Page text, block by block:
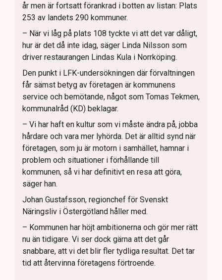
år men är fortsatt förankrad i botten av listan: Plats
253 av landets 290 kommuner.
– När vi låg på plats 108 tyckte vi att det var dåligt,
hur är det då inte idag, säger Linda Nilsson som
driver restaurangen Lindas Kula i Norrköping.
Den punkt i LFK-undersökningen där förvaltningen
får sämst betyg av företagen är kommunens
service och bemötande, något som Tomas Tekmen,
kommunalråd (KD) beklagar.
– Vi har haft en kultur som vi måste ändra på, jobba
hårdare och vara mer lyhörda. Det är alltid synd när
företagen, som ju är motorn i samhället, hamnar i
problem och situationer i förhållande till
kommunen, så vi har definitivt en resa att göra,
säger han.
Johan Gustafsson, regionchef för Svenskt
Näringsliv i Östergötland håller med.
– Kommunen har höjt ambitionerna och gör mer rätt
nu än tidigare. Vi ser dock gärna att det går
snabbare, att vi det blir fler tydliga resultat. Det tar
tid att återvinna företagens förtroende.